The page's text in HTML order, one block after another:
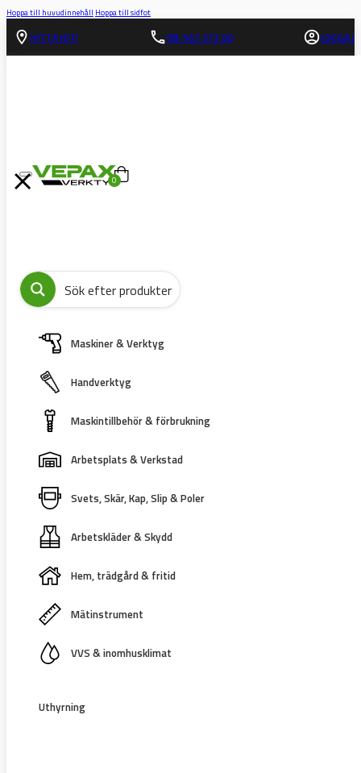
Hoppa till huvudinnehåll Hoppa till sidfot
HITTA HIT! 08-562 372 00 LOGGA IN
0
Maskiner & Verktyg
Handverktyg
Maskintillbehör & förbrukning
Arbetsplats & Verkstad
Svets, Skär, Kap, Slip & Poler
Arbetskläder & Skydd
Hem, trädgård & fritid
Mätinstrument
VVS & inomhusklimat
Uthyrning